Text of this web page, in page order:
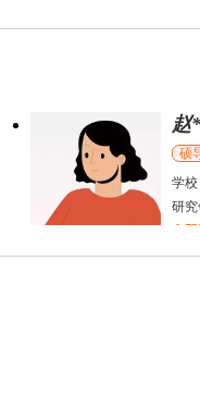
赵
硕
学校
研究
立即
王